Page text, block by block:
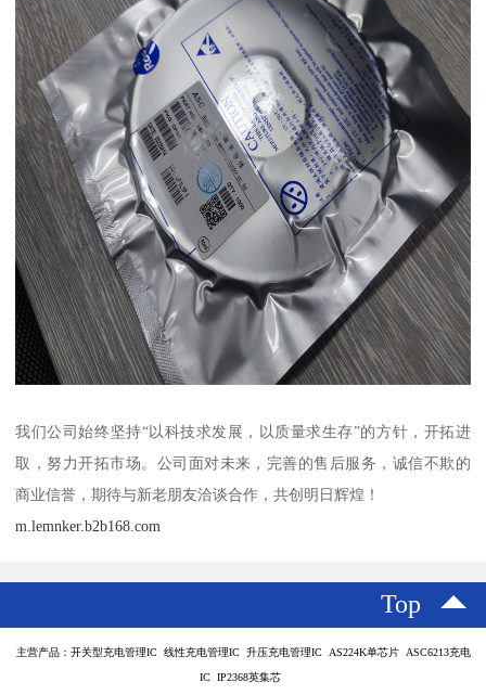
我们公司始终坚持“以科技求发展，以质量求生存”的方针，开拓进
取，努力开拓市场。公司面对未来，完善的售后服务，诚信不欺的
商业信誉，期待与新老朋友洽谈合作，共创明日辉煌！
m.lemnker.b2b168.com
Top
主营产品：开关型充电管理IC 线性充电管理IC 升压充电管理IC AS224K单芯片 ASC6213充电
IC IP2368英集芯